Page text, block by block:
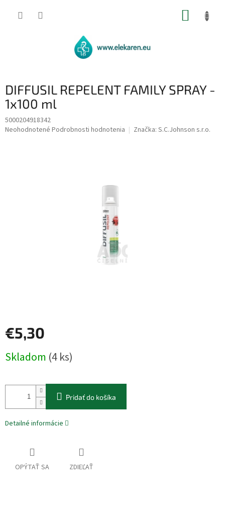
DIFFUSIL REPELENT FAMILY SPRAY -
1x100 ml
5000204918342
Priemerné
Neohodnotené Podrobnosti hodnotenia Značka: S.C.Johnson s.r.o.
€5,30
cena:
Skladom (4 ks)
Pridať do košíka
Detailné informácie
OPÝTAŤ SA ZDIEĽAŤ